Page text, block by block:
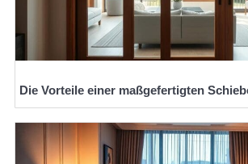
Die Vorteile einer maßgefertigten